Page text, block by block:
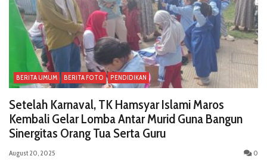
BERITA UMUM BERITA FOTO PENDIDIKAN
Setelah Karnaval, TK Hamsyar Islami Maros
Kembali Gelar Lomba Antar Murid Guna Bangun
Sinergitas Orang Tua Serta Guru
August 20, 2025 0